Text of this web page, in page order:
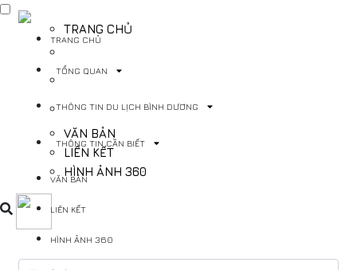
TRANG CHỦ
THÔNG TIN CẦN BIẾT
VĂN BẢN
LIÊN KẾT
HÌNH ẢNH 360
TRANG CHỦ
TỔNG QUAN
THÔNG TIN DU LỊCH BÌNH DƯƠNG
THÔNG TIN CẦN BIẾT
VĂN BẢN
LIÊN KẾT
HÌNH ẢNH 360